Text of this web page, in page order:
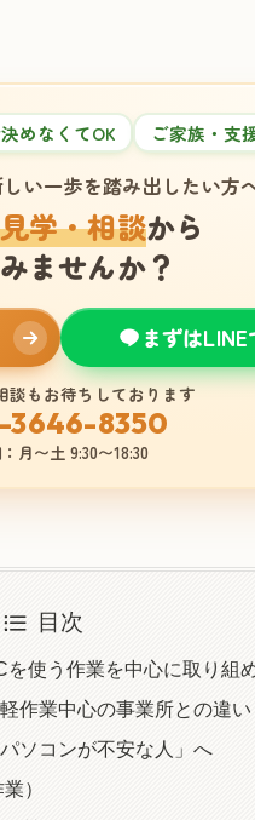
めなくてOK ご家族・支
い一歩を踏み出したい方
見学・相談から
ませんか？
まずは
談もお待ちしております
8350
月〜土 9:30〜18:30
目次
使う作業を中心に取り組
作業中心の事業所との違い
ソコンが不安な人」へ
）